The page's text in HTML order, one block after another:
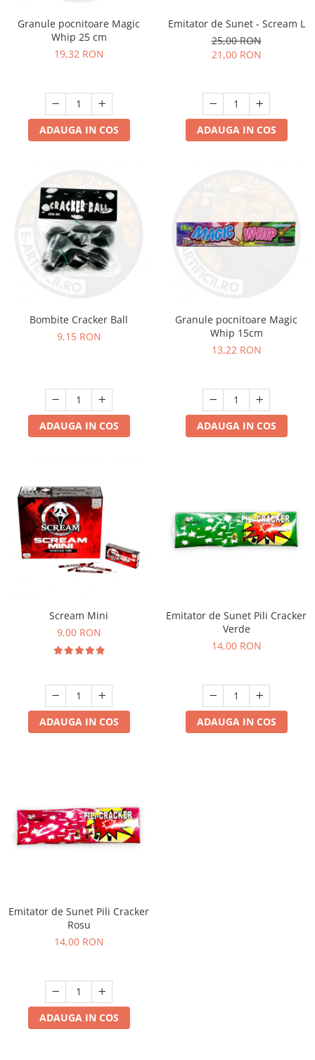
Granule pocnitoare Magic
Whip 25 cm
19,32 RON
ADAUGA IN COS
Emitator de Sunet - Scream L
25,00 RON
21,00 RON
ADAUGA IN COS
Bombite Cracker Ball
9,15 RON
ADAUGA IN COS
Granule pocnitoare Magic
Whip 15cm
13,22 RON
ADAUGA IN COS
Scream Mini
9,00 RON
ADAUGA IN COS
Emitator de Sunet Pili Cracker
Verde
14,00 RON
ADAUGA IN COS
Emitator de Sunet Pili Cracker
Rosu
14,00 RON
ADAUGA IN COS